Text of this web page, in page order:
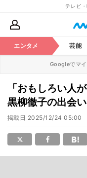
テレビ
エンタメ 芸能
Googleでマ
「おもしろい人
黒柳徹子の出会
掲載日 2025/12/24 05:00